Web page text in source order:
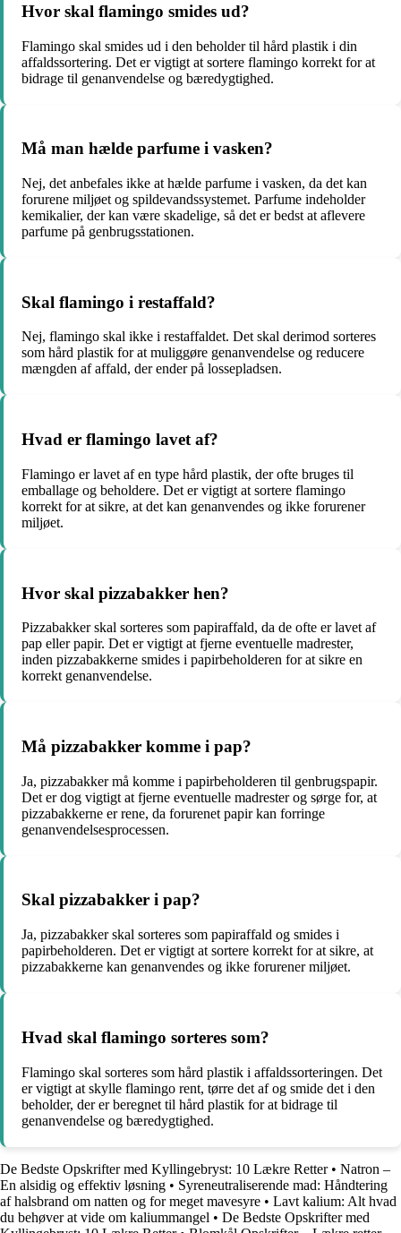
Hvor skal flamingo smides ud?
Flamingo skal smides ud i den beholder til hård plastik i din
affaldssortering. Det er vigtigt at sortere flamingo korrekt for at
bidrage til genanvendelse og bæredygtighed.
Må man hælde parfume i vasken?
Nej, det anbefales ikke at hælde parfume i vasken, da det kan
forurene miljøet og spildevandssystemet. Parfume indeholder
kemikalier, der kan være skadelige, så det er bedst at aflevere
parfume på genbrugsstationen.
Skal flamingo i restaffald?
Nej, flamingo skal ikke i restaffaldet. Det skal derimod sorteres
som hård plastik for at muliggøre genanvendelse og reducere
mængden af affald, der ender på lossepladsen.
Hvad er flamingo lavet af?
Flamingo er lavet af en type hård plastik, der ofte bruges til
emballage og beholdere. Det er vigtigt at sortere flamingo
korrekt for at sikre, at det kan genanvendes og ikke forurener
miljøet.
Hvor skal pizzabakker hen?
Pizzabakker skal sorteres som papiraffald, da de ofte er lavet af
pap eller papir. Det er vigtigt at fjerne eventuelle madrester,
inden pizzabakkerne smides i papirbeholderen for at sikre en
korrekt genanvendelse.
Må pizzabakker komme i pap?
Ja, pizzabakker må komme i papirbeholderen til genbrugspapir.
Det er dog vigtigt at fjerne eventuelle madrester og sørge for, at
pizzabakkerne er rene, da forurenet papir kan forringe
genanvendelsesprocessen.
Skal pizzabakker i pap?
Ja, pizzabakker skal sorteres som papiraffald og smides i
papirbeholderen. Det er vigtigt at sortere korrekt for at sikre, at
pizzabakkerne kan genanvendes og ikke forurener miljøet.
Hvad skal flamingo sorteres som?
Flamingo skal sorteres som hård plastik i affaldssorteringen. Det
er vigtigt at skylle flamingo rent, tørre det af og smide det i den
beholder, der er beregnet til hård plastik for at bidrage til
genanvendelse og bæredygtighed.
De Bedste Opskrifter med Kyllingebryst: 10 Lækre Retter• Natron –
En alsidig og effektiv løsning • Syreneutraliserende mad: Håndtering
af halsbrand om natten og for meget mavesyre • Lavt kalium: Alt hvad
du behøver at vide om kaliummangel • De Bedste Opskrifter med